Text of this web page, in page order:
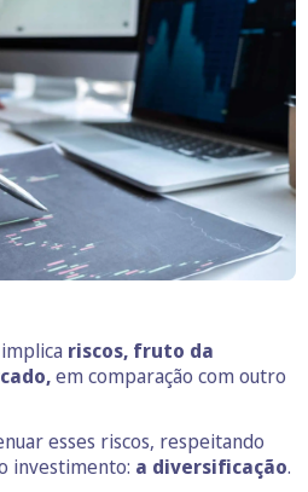
riscos, fruto da
em comparação com outro
esses riscos, respeitando
investimento: a diversificação.